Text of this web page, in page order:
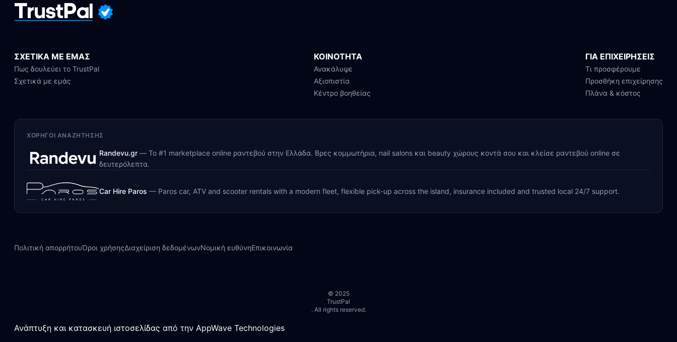
ΣΧΕΤΙΚΑ ΜΕ ΕΜΑΣ
Πως δουλεύει το TrustPal
Σχετικά με εμάς
ΚΟΙΝΟΤΗΤΑ
Ανακάλυψε
Αξιοπιστία
Κέντρο βοηθείας
ΓΙΑ ΕΠΙΧΕΙΡΗΣΕΙΣ
Τι προσφέρουμε
Προσθήκη επιχείρησης
Πλάνα & κόστος
ΧΟΡΗΓΟΊ ΑΝΑΖΉΤΗΣΗΣ
Randevu.gr — Το #1 marketplace online ραντεβού στην Ελλάδα. Βρες κομμωτήρια, nail salons και beauty χώρους κοντά σου και κλείσε ραντεβού online σε
δευτερόλεπτα.
Car Hire Paros — Paros car, ATV and scooter rentals with a modern fleet, flexible pick-up across the island, insurance included and trusted local 24/7 support.
Πολιτική απορρήτουΌροι χρήσηςΔιαχείριση δεδομένωνΝομική ευθύνηΕπικοινωνία
© 2025
TrustPal
. All rights reserved.
Ανάπτυξη και κατασκευή ιστοσελίδας από την AppWave Technologies